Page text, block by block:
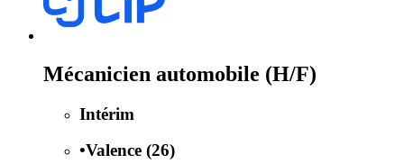
Mécanicien automobile (H/F)
Intérim
•Valence (26)